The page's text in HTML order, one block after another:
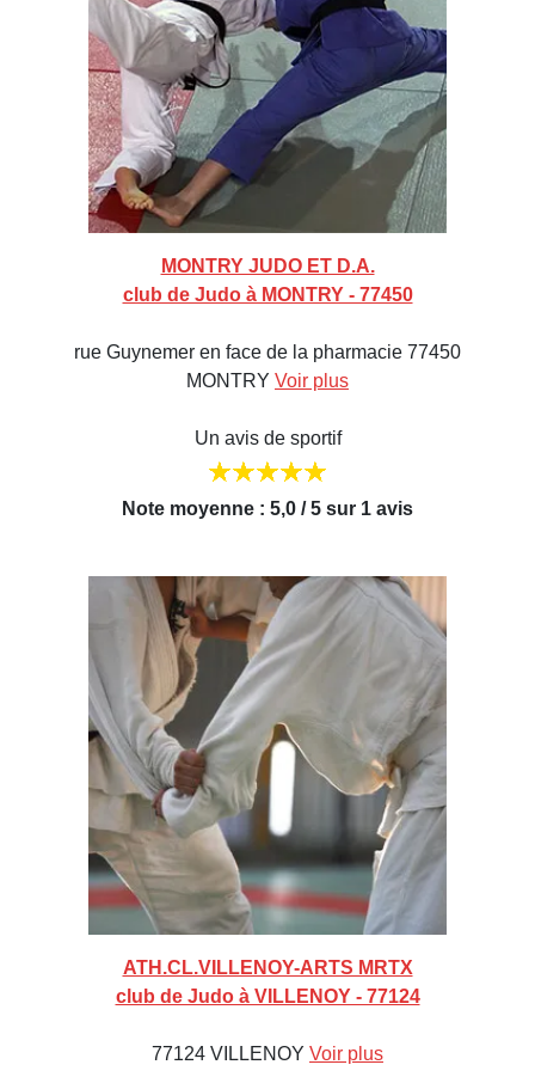
MONTRY JUDO ET D.A.
club de Judo à MONTRY - 77450
rue Guynemer en face de la pharmacie 77450
MONTRY Voir plus
Un avis de sportif
Note moyenne : 5,0 / 5 sur 1 avis
ATH.CL.VILLENOY-ARTS MRTX
club de Judo à VILLENOY - 77124
77124 VILLENOY Voir plus